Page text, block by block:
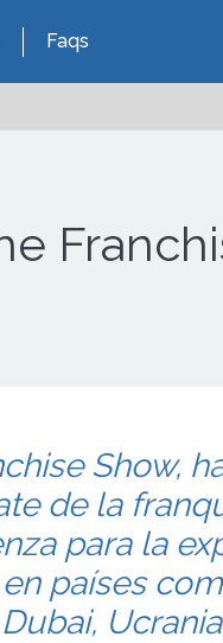
Faqs
Show,
de la
para la
países